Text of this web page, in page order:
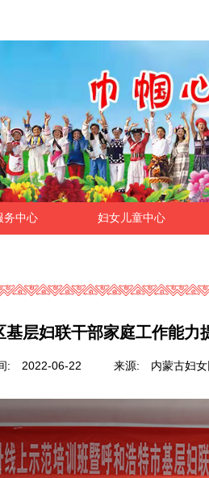
务中心 妇女儿童中心
层妇联干部家庭工作能力
: 2022-06-22 来源: 内蒙古妇女